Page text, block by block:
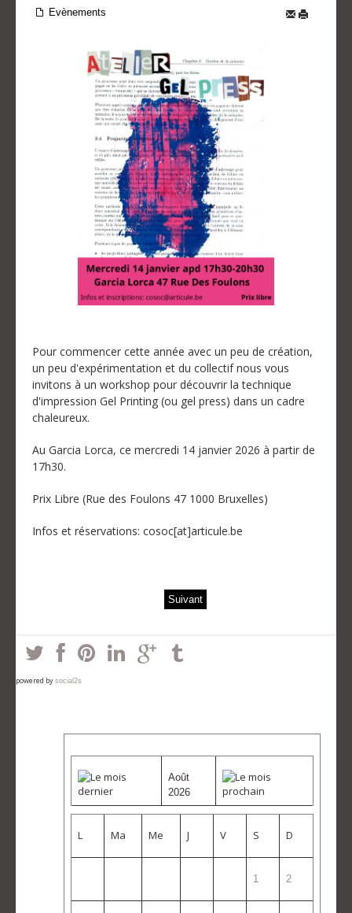
Evènements
Pour commencer cette année avec un peu de création,
un peu d'expérimentation et du collectif nous vous
invitons à un workshop pour découvrir la technique
d'impression Gel Printing (ou gel press) dans un cadre
chaleureux.
Au Garcia Lorca, ce mercredi 14 janvier 2026 à partir de
17h30.
Prix Libre (Rue des Foulons 47 1000 Bruxelles)
Infos et réservations: cosoc[at]articule.be
Suivant
powered by social2s
Août
2026
L Ma Me J V S D
1 2